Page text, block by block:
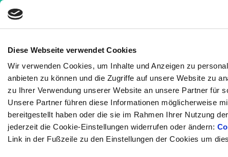
Diese Webseite verwendet Cookies
Wir verwenden Cookies, um Inhalte und Anzeigen zu
anbieten zu können und die Zugriffe auf unsere Website zu
zu Ihrer Verwendung unserer Website an unsere Partner für
Unsere Partner führen diese Informationen möglicherweise
bereitgestellt haben oder die sie im Rahmen Ihrer Nutzung
jederzeit die Cookie-Einstellungen widerrufen oder ändern:
Link in der Fußzeile zu den Einstellungen der Cookies um
Nachrichten
Maschinelles Lernen findet
potenzielle Langlebigkeitsmedikamente
Maschinelles Lernen findet
potenzielle
Langlebigkeitsmedikamente